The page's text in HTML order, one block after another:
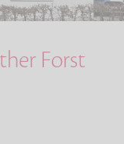
Forst